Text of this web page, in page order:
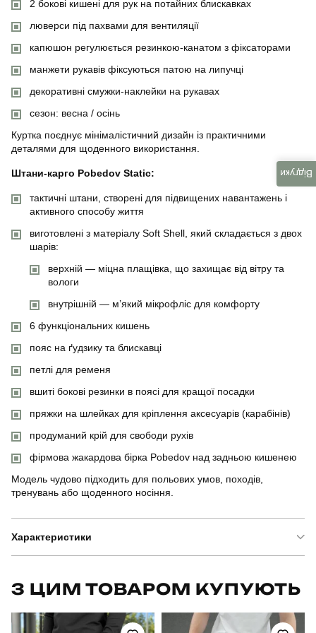
2 бокові кишені для рук на потайних блискавках
люверси під пахвами для вентиляції
капюшон регулюється резинкою-канатом з фіксаторами
манжети рукавів фіксуються патою на липучці
декоративні смужки-наклейки на рукавах
сезон: весна / осінь
Куртка поєднує мінімалістичний дизайн із практичними
деталями для щоденного використання.
Штани-карго Pobedov Static:
тактичні штани, створені для підвищених навантажень і
активного способу життя
виготовлені з матеріалу Soft Shell, який складається з двох
шарів:
верхній — міцна плащівка, що захищає від вітру та
вологи
внутрішній — м’який мікрофліс для комфорту
6 функціональних кишень
пояс на ґудзику та блискавці
петлі для ременя
вшиті бокові резинки в поясі для кращої посадки
пряжки на шлейках для кріплення аксесуарів (карабінів)
продуманий крій для свободи рухів
фірмова жакардова бірка Pobedov над задньою кишенею
Модель чудово підходить для польових умов, походів,
тренувань або щоденного носіння.
Характеристики
З ЦИМ ТОВАРОМ КУПУЮТЬ
Відгуки